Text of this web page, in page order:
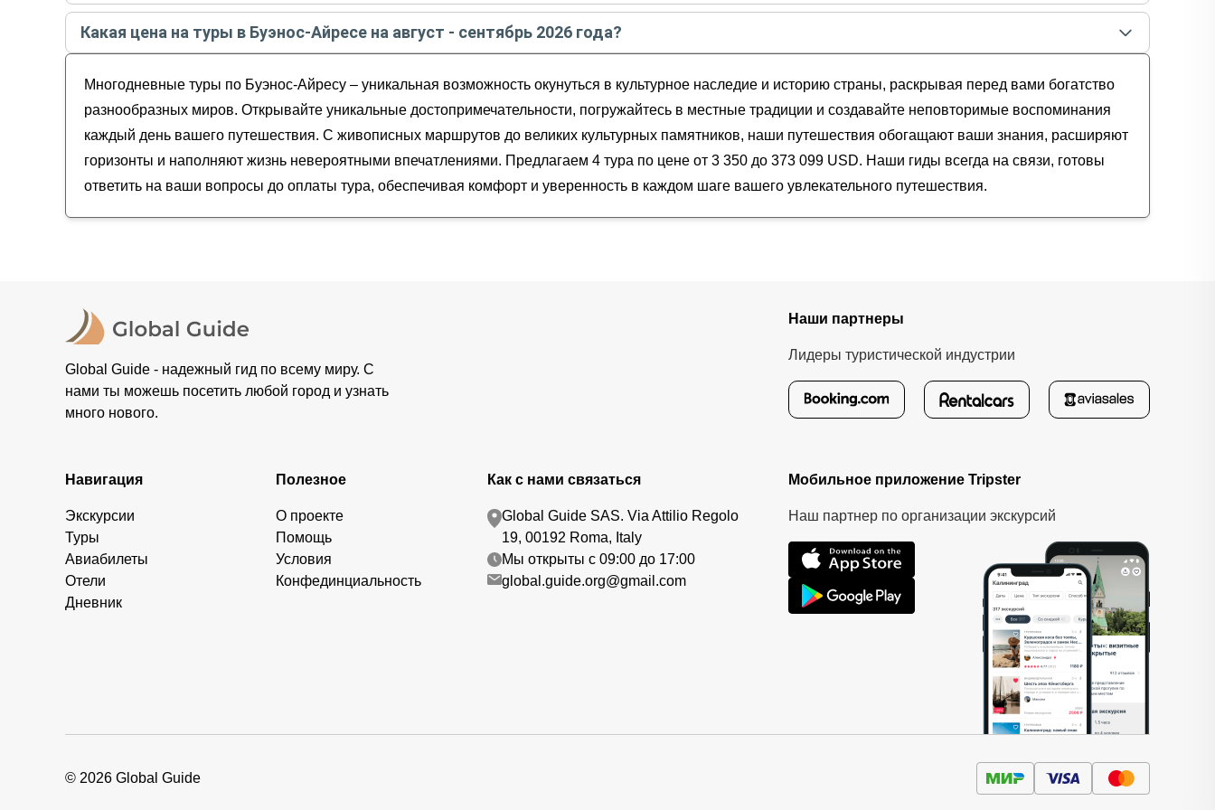
Самые популярные турыв Буэнос-Айресев августе - сентябре 2026года:
Большой тур в Аргентину, Чили и Бразилию: треккинги в Патагонии, водопады Игуасу и Буэнос-Айрес
От Буэнос-Айреса до края света: большой фототур по знаковым локациям Аргентины и Чили в мини-группе
Влюбиться в природу Южной Америки: большое активное путешествие в Патагонию с треккингами и круизом
Какая цена на туры в Буэнос-Айресе на август - сентябрь 2026 года?
Многодневные туры по Буэнос-Айресу – уникальная возможность окунуться в культурное наследие и историю страны, раскрывая перед вами богатство
разнообразных миров. Открывайте уникальные достопримечательности, погружайтесь в местные традиции и создавайте неповторимые воспоминания
каждый день вашего путешествия. С живописных маршрутов до великих культурных памятников, наши путешествия обогащают ваши знания, расширяют
горизонты и наполняют жизнь невероятными впечатлениями. Предлагаем 4 тура по цене от 3 350 до 373 099 USD. Наши гиды всегда на связи, готовы
ответить на ваши вопросы до оплаты тура, обеспечивая комфорт и уверенность в каждом шаге вашего увлекательного путешествия.
Global Guide - надежный гид по всему миру. С
нами ты можешь посетить любой город и узнать
много нового.
Наши партнеры
Лидеры туристической индустрии
Навигация
Экскурсии
Туры
Авиабилеты
Отели
Дневник
Полезное
О проекте
Помощь
Условия
Конфединциальность
Как с нами связаться
Global Guide SAS. Via Attilio Regolo
19, 00192 Roma, Italy
Мы открыты с 09:00 до 17:00
global.guide.org@gmail.com
Мобильное приложение Tripster
Наш партнер по организации экскурсий
© 2026 Global Guide